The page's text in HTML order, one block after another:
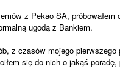
z Pekao SA,
ugodą z Bankiem.
z czasów mojego pierwszego
się do nich o jakąś